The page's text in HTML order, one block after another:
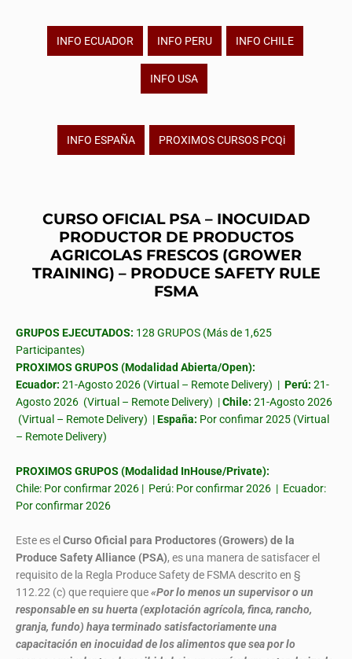
INFO ECUADOR INFO PERU INFO CHILE
INFO USA
INFO ESPAÑA PROXIMOS CURSOS PCQi
CURSO OFICIAL PSA – INOCUIDAD
PRODUCTOR DE PRODUCTOS
AGRICOLAS FRESCOS (GROWER
TRAINING) – PRODUCE SAFETY RULE
FSMA
GRUPOS EJECUTADOS: 128 GRUPOS (Más de 1,625
Participantes)
PROXIMOS GRUPOS (Modalidad Abierta/Open):
Ecuador: 21-Agosto 2026 (Virtual – Remote Delivery) | Perú: 21-
Agosto 2026 (Virtual – Remote Delivery) |Chile: 21-Agosto 2026
(Virtual – Remote Delivery) |España: Por confimar 2025 (Virtual
– Remote Delivery)
PROXIMOS GRUPOS (Modalidad InHouse/Private):
Chile: Por confirmar 2026 | Perú: Por confirmar 2026 | Ecuador:
Por confirmar 2026
Este es el Curso Oficial para Productores (Growers) de la
Produce Safety Alliance (PSA), es una manera de satisfacer el
requisito de la Regla Produce Safety de FSMA descrito en §
112.22 (c) que requiere que«Por lo menos un supervisor o un
responsable en su huerta (explotación agrícola, finca, rancho,
granja, fundo) haya terminado satisfactoriamente una
capacitación en inocuidad de los alimentos que sea por lo